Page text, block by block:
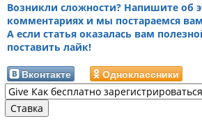
Возникли сложности? Напишите об
комментариях и мы постараемся
А если статья оказалась вам
поставить лайк!
Вконтакте Одноклассники